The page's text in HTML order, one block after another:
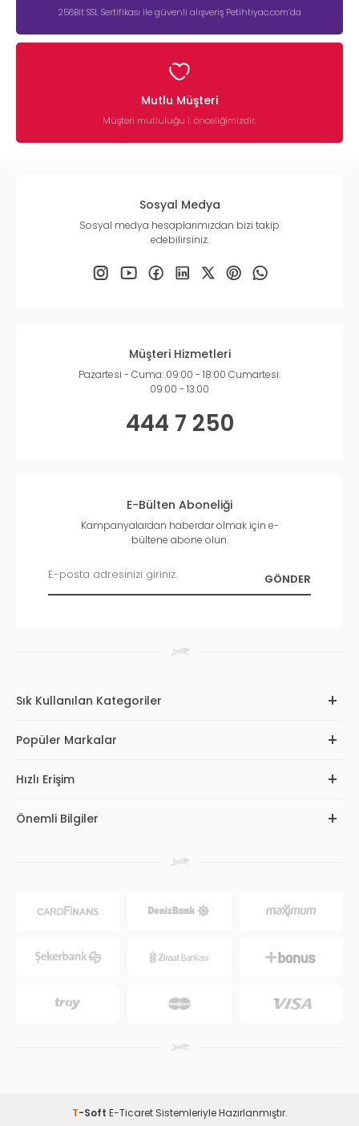
256Bit SSL Sertifikası ile güvenli alışveriş Petihtiyac.com’da
Mutlu Müşteri
Müşteri mutluluğu 1. önceliğimizdir.
Sosyal Medya
Sosyal medya hesaplarımızdan bizi takip
edebilirsiniz.
Müşteri Hizmetleri
Pazartesi - Cuma: 09:00 - 18:00 Cumartesi:
09:00 - 13:00
444 7 250
E-Bülten Aboneliği
Kampanyalardan haberdar olmak için e-
bültene abone olun.
Sık Kullanılan Kategoriler
Popüler Markalar
Hızlı Erişim
Önemli Bilgiler
T-Soft E-TicaretSistemleriyle Hazırlanmıştır.